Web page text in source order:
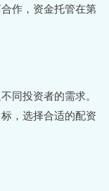
作，资金托管在第
同投资者的需求。
，选择合适的配资